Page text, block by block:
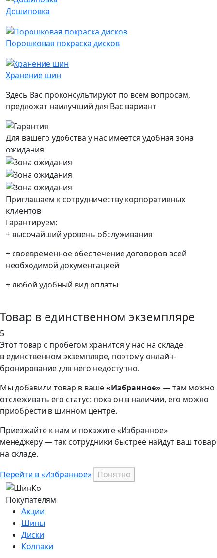
Дошиповка
Порошковая покраска дисков
Хранение шин
Здесь Вас проконсультируют по всем вопросам,
предложат наилучший для Вас вариант
Для вашего удобства у нас имеется удобная зона
ожидания
Приглашаем к сотрудничеству корпоративных
клиентов
Гарантируем:
+ высочайший уровень обслуживания
+ своевременное обеспечение договоров всей
необходимой документацией
+любой удобный вид оплаты
Товар в единственном экземпляре
5
Этот товар с пробегом хранится у нас на складе
в единственном экземпляре, поэтому онлайн-
бронирование для него недоступно.
Мы добавили товар в ваше«Избранное» — там можно
отслеживать его статус: пока он в наличии, его можно
приобрести в шинном центре.
Приезжайте к нам и покажите «Избранное»
менеджеру — так сотрудники быстрее найдут ваш товар
на складе.
Перейти в «Избранное» Понятно
Покупателям
Акции
Шины
Диски
Колпаки